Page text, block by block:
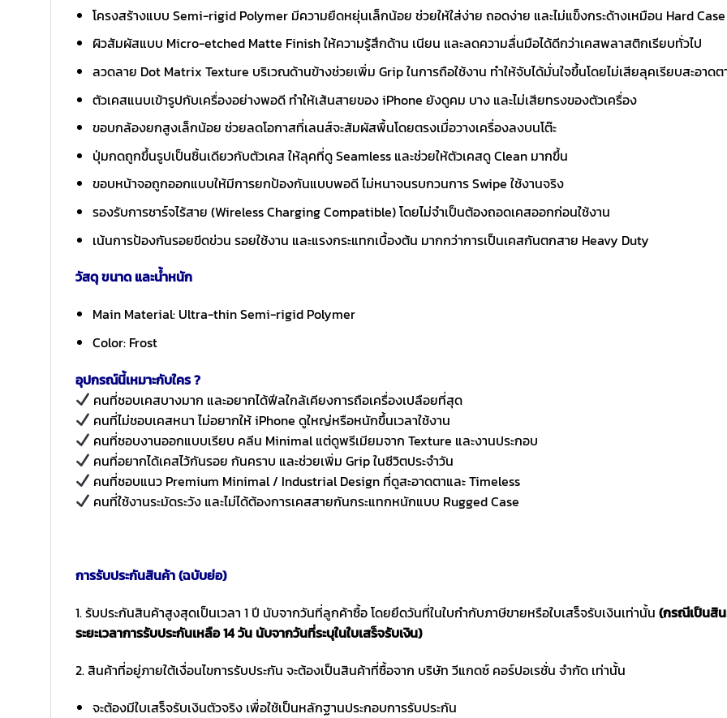
โครงสร้างแบบ Semi-rigid Polymer มีความยืดหยุ่นเล็กน้อย ช่วยให้ใส่ง่าย ถอดง่าย และไม่แข็งกระด้างเหมือน Hard Case
ผิวสัมผัสแบบ Micro-etched Matte Finish ให้ความรู้สึกด้าน เนียน และลดความลื่นมือได้ดีกว่าเคสพลาสติกเรียบทั่วไป
ลวดลาย Dot Matrix Texture บริเวณด้านข้างช่วยเพิ่ม Grip ในการถือใช้งาน ทำให้จับได้มั่นใจขึ้นโดยไม่เสียลุคเรียบสะอาดต
ตัวเคสแนบเข้ารูปกับเครื่องอย่างพอดี ทำให้เส้นสายของ iPhone ยังดูคม บาง และไม่เสียทรงของตัวเครื่อง
ขอบกล้องยกสูงเล็กน้อย ช่วยลดโอกาสที่เลนส์จะสัมผัสพื้นโดยตรงเมื่อวางเครื่องลงบนโต๊ะ
ปุ่มกดถูกขึ้นรูปเป็นชิ้นเดียวกับตัวเคส ให้ลุคที่ดู Seamless และช่วยให้ตัวเคสดู Clean มากขึ้น
ขอบหน้าจอถูกออกแบบให้มีการยกป้องกันแบบพอดี ไม่หนาจนรบกวนการ Swipe ใช้งานจริง
รองรับการชาร์จไร้สาย (Wireless Charging Compatible) โดยไม่จำเป็นต้องถอดเคสออกก่อนใช้งาน
เน้นการป้องกันรอยขีดข่วน รอยใช้งาน และแรงกระแทกเบื้องต้น มากกว่าการเป็นเคสกันตกสาย Heavy Duty
วัสดุ ขนาด และน้ำหนัก
Main Material: Ultra-thin Semi-rigid Polymer
Color: Frost
อุปกรณ์นี้เหมาะกับใคร ?
คนที่ชอบเคสบางมาก และอยากได้ฟีลใกล้เคียงการถือเครื่องเปลือยที่สุด
คนที่ไม่ชอบเคสหนา ไม่อยากให้ iPhone ดูใหญ่หรือหนักขึ้นเวลาใช้งาน
คนที่ชอบงานออกแบบเรียบ คลีน Minimal แต่ดูพรีเมียมจาก Texture และงานประกอบ
คนที่อยากได้เคสไว้กันรอย กันคราบ และช่วยเพิ่ม Grip ในชีวิตประจำวัน
คนที่ชอบแนว Premium Minimal / Industrial Design ที่ดูสะอาดตาและ Timeless
คนที่ใช้งานระมัดระวัง และไม่ได้ต้องการเคสสายกันกระแทกหนักแบบ Rugged Case
การรับประกันสินค้า (ฉบับย่อ)
1. รับประกันสินค้าสูงสุดเป็นเวลา 1 ปี นับจากวันที่ลูกค้าซื้อ โดยยึดวันที่ในใบกำกับภาษีขายหรือใบเสร็จรับเงินเท่านั้น (กรณีเป็นสิ
ระยะเวลาการรับประกันเหลือ 14 วัน นับจากวันที่ระบุในใบเสร็จรับเงิน)
2. สินค้าที่อยู่ภายใต้เงื่อนไขการรับประกัน จะต้องเป็นสินค้าที่ซื้อจาก บริษัท วีแกดซ์ คอร์ปอเรชั่น จำกัด เท่านั้น
จะต้องมีใบเสร็จรับเงินตัวจริง เพื่อใช้เป็นหลักฐานประกอบการรับประกัน